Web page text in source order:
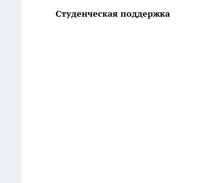
Студенческая поддержка